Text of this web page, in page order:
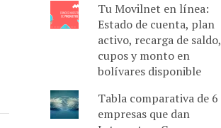
Tu Movilnet en línea:
Estado de cuenta, plan
activo, recarga de saldo,
cupos y monto en
bolívares disponible
Tabla comparativa de 6
empresas que dan